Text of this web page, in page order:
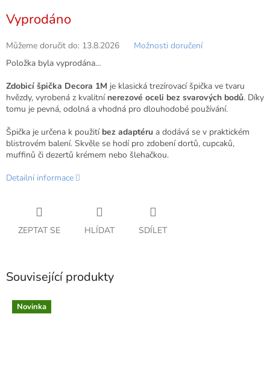
Vyprodáno
Můžeme doručit do: 13.8.2026
Možnosti doručení
Položka byla vyprodána…
Zdobicí špička Decora 1M je klasická trezírovací špička ve tvaru
hvězdy, vyrobená z kvalitní nerezové oceli bez svarových bodů. Díky
tomu je pevná, odolná a vhodná pro dlouhodobé používání.
Špička je určena k použití bez adaptéru a dodává se v praktickém
blistrovém balení. Skvěle se hodí pro zdobení dortů, cupcaků,
muffinů či dezertů krémem nebo šlehačkou.
Detailní informace
ZEPTAT SE HLÍDAT SDÍLET
Související produkty
Novinka